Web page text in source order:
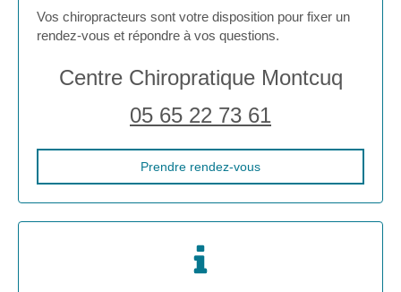
Vos chiropracteurs sont votre disposition pour fixer un
rendez-vous et répondre à vos questions.
Centre Chiropratique Montcuq
05 65 22 73 61
Prendre rendez-vous